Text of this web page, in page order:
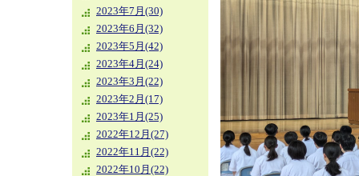
2023年7月(30)
2023年6月(32)
2023年5月(42)
2023年4月(24)
2023年3月(22)
2023年2月(17)
2023年1月(25)
2022年12月(27)
2022年11月(22)
2022年10月(22)